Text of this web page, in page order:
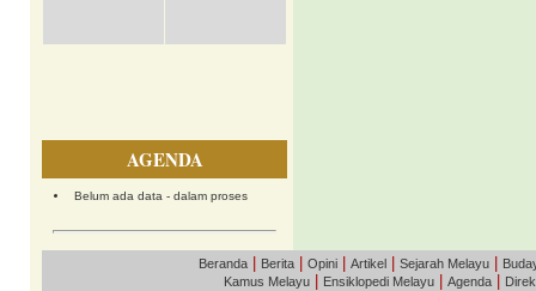
AGENDA
Belum ada data - dalam proses
Beranda Berita Opini Artikel Sejarah Melayu
Kamus Melayu
Ensiklopedi Melayu Agenda